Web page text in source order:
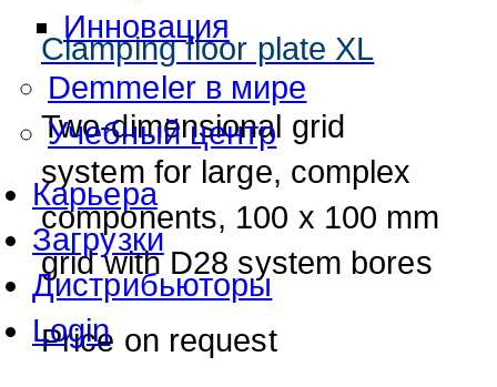
Инновация
Demmeler в мире
Учебный центр
Карьера
Загрузки
Дистрибьюторы
Login
Clamping floor plate XL
Two-dimensional grid
system for large, complex
components, 100 x 100 mm
grid with D28 system bores
Price on request